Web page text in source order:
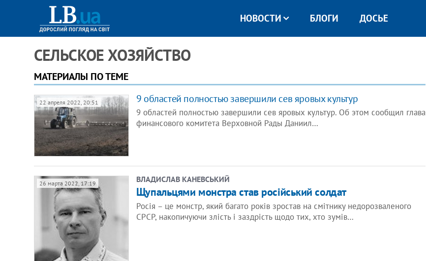
НОВОСТИ БЛОГИ ДОСЬЕ
СЕЛЬСКОЕ ХОЗЯЙСТВО
МАТЕРИАЛЫ ПО ТЕМЕ
22 апреля 2022, 20:51 9 областей полностью завершили сев яровых культур
9 областей полностью завершили сев яровых культур. Об этом сообщил глава
финансового комитета Верховной Рады Даниил…
ВЛАДИСЛАВ КАНЕВСЬКИЙ
Щупальцями монстра став російський солдат
Росія – це монстр, який багато років зростав на смітнику недорозваленого
СРСР, накопичуючи злість і заздрість щодо тих, хто зумів…
26 марта 2022, 17:19